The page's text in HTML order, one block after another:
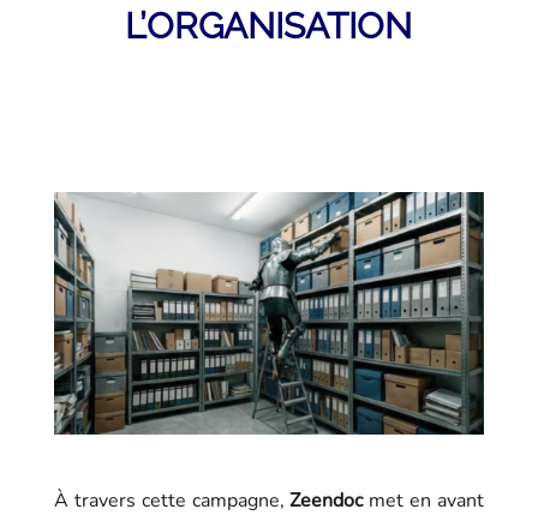
L’ORGANISATION
À travers cette campagne,Zeendocmet en avant